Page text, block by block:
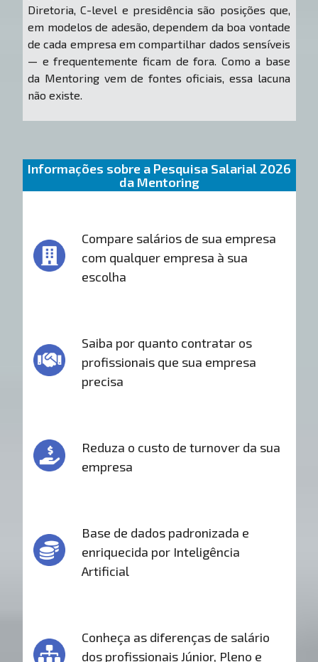
Diretoria, C-level e presidência são posições que,
em modelos de adesão, dependem da boa vontade
de cada empresa em compartilhar dados sensíveis
— e frequentemente ficam de fora. Como a base
da Mentoring vem de fontes oficiais, essa lacuna
não existe.
Informações sobre a Pesquisa Salarial 2026
da Mentoring
Compare salários de sua empresa
com qualquer empresa à sua
escolha
Saiba por quanto contratar os
profissionais que sua empresa
precisa
Reduza o custo de turnover da sua
empresa
Base de dados padronizada e
enriquecida por Inteligência
Artificial
Conheça as diferenças de salário
dos profissionais Júnior, Pleno e